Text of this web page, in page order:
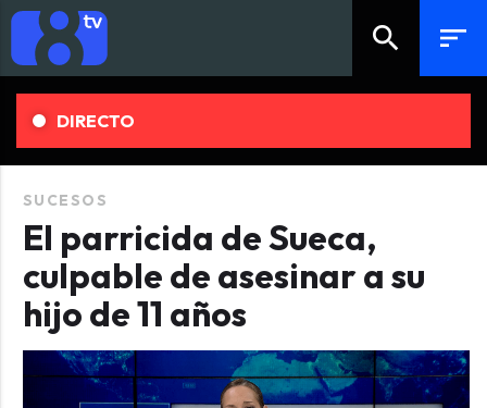
search sort
DIRECTO
SUCESOS
El parricida de Sueca,
culpable de asesinar a su
hijo de 11 años